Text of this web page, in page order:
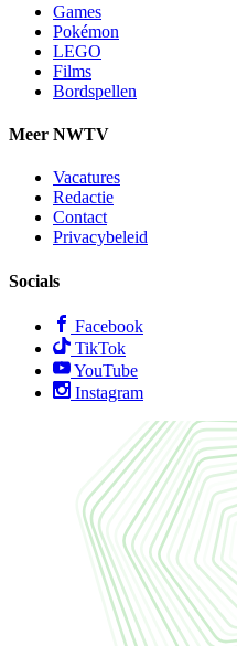
Games
Pokémon
LEGO
Films
Bordspellen
Meer NWTV
Vacatures
Redactie
Contact
Privacybeleid
Socials
Facebook
TikTok
YouTube
Instagram